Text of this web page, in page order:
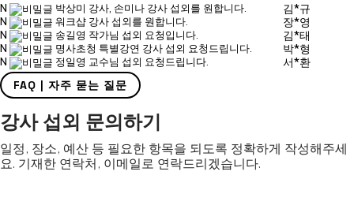
N 박상미 강사, 손미나 강사 섭외를 원합니다. 김*규
N 워크샵 강사 섭외를 원합니다. 장*영
N 송길영 작가님 섭외 요청입니다. 김*태
N 명사초청 특별강연 강사 섭외 요청드립니다. 박*형
N 정일영 교수님 섭외 요청드립니다.
서*환
FAQ | 자주 묻는 질문
강사 섭외 문의하기
일정, 장소, 예산 등 필요한 항목을 되도록 정확하게 작성해주세
요. 기재한 연락처, 이메일로 연락드리겠습니다.